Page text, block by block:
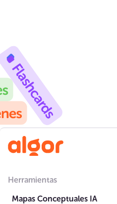
Herramientas
Mapas Conceptuales IA